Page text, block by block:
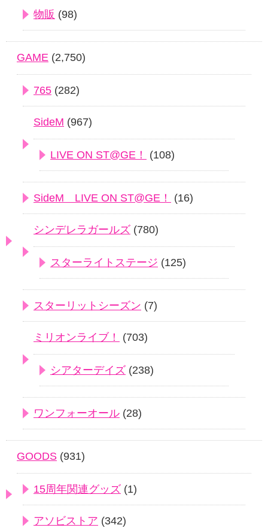
物販 (98)
GAME (2,750)
765 (282)
SideM (967)
LIVE ON ST@GE！ (108)
SideM LIVE ON ST@GE！ (16)
シンデレラガールズ (780)
スターライトステージ (125)
スターリットシーズン (7)
ミリオンライブ！ (703)
シアターデイズ (238)
ワンフォーオール (28)
GOODS (931)
15周年関連グッズ (1)
アソビストア (342)